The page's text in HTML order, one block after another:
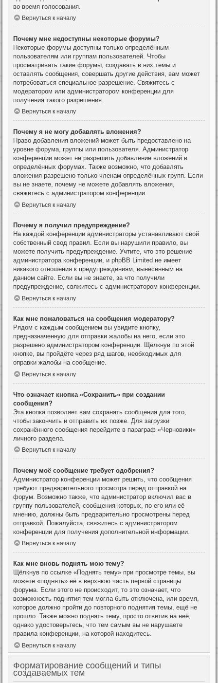
во время голосования.
Вернуться к началу
Почему мне недоступны некоторые форумы?
Некоторые форумы доступны только определённым
пользователям или группам пользователей. Чтобы
просматривать такие форумы, создавать в них темы и
оставлять сообщения, совершать другие действия, вам может
потребоваться специальное разрешение. Свяжитесь с
модератором или администратором конференции для
получения такого разрешения.
Вернуться к началу
Почему я не могу добавлять вложения?
Право добавления вложений может быть предоставлено на
уровне форума, группы или пользователя. Администратор
конференции может не разрешить добавление вложений в
определённых форумах. Также возможно, что добавлять
вложения разрешено только членам определённых групп. Если
вы не знаете, почему не можете добавлять вложения,
свяжитесь с администратором конференции.
Вернуться к началу
Почему я получил предупреждение?
На каждой конференции администраторы устанавливают свой
собственный свод правил. Если вы нарушили правило, вы
можете получить предупреждение. Учтите, что это решение
администратора конференции, и phpBB Limited не имеет
никакого отношения к предупреждениям, вынесенным на
данном сайте. Если вы не знаете, за что получили
предупреждение, свяжитесь с администратором конференции.
Вернуться к началу
Как мне пожаловаться на сообщения модератору?
Рядом с каждым сообщением вы увидите кнопку,
предназначенную для отправки жалобы на него, если это
разрешено администратором конференции. Щёлкнув по этой
кнопке, вы пройдёте через ряд шагов, необходимых для
оправки жалобы на сообщение.
Вернуться к началу
Что означает кнопка «Сохранить» при создании
сообщения?
Эта кнопка позволяет вам сохранять сообщения для того,
чтобы закончить и отправить их позже. Для загрузки
сохранённого сообщения перейдите в параграф «Черновики»
личного раздела.
Вернуться к началу
Почему моё сообщение требует одобрения?
Администратор конференции может решить, что сообщения
требуют предварительного просмотра перед отправкой на
форум. Возможно также, что администратор включил вас в
группу пользователей, сообщения которых, по его или её
мнению, должны быть предварительно просмотрены перед
отправкой. Пожалуйста, свяжитесь с администратором
конференции для получения дополнительной информации.
Вернуться к началу
Как мне вновь поднять мою тему?
Щёлкнув по ссылке «Поднять тему» при просмотре темы, вы
можете «поднять» её в верхнюю часть первой страницы
форума. Если этого не происходит, то это означает, что
возможность поднятия тем могла быть отключена, или время,
которое должно пройти до повторного поднятия темы, ещё не
прошло. Также можно поднять тему, просто ответив на неё,
однако удостоверьтесь, что тем самым вы не нарушаете
правила конференции, на которой находитесь.
Вернуться к началу
Форматирование сообщений и типы
создаваемых тем